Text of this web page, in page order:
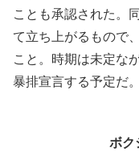
ことも承認された。
て立ち上がるもので
こと。時期は未定な
暴排宣言する予定だ。
ボク